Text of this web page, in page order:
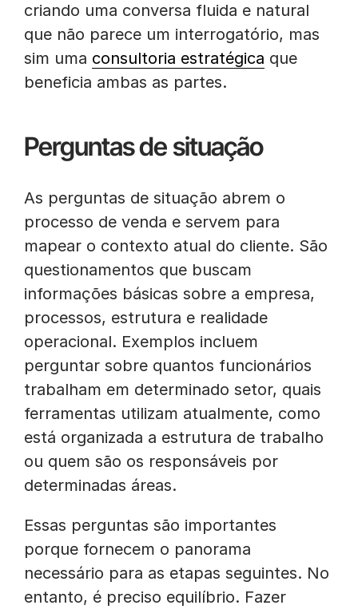
criando uma conversa fluida e natural
que não parece um interrogatório, mas
sim uma consultoria estratégica que
beneficia ambas as partes.
Perguntas de situação
As perguntas de situação abrem o
processo de venda e servem para
mapear o contexto atual do cliente. São
questionamentos que buscam
informações básicas sobre a empresa,
processos, estrutura e realidade
operacional. Exemplos incluem
perguntar sobre quantos funcionários
trabalham em determinado setor, quais
ferramentas utilizam atualmente, como
está organizada a estrutura de trabalho
ou quem são os responsáveis por
determinadas áreas.
Essas perguntas são importantes
porque fornecem o panorama
necessário para as etapas seguintes. No
entanto, é preciso equilíbrio. Fazer